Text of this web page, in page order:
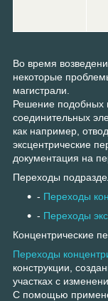
Во время
некоторые
магистрали.
Решение подобных
соединительных
как например,
эксцентрические
документация на
Переходы
- Переходы
- Переходы
Концентрические
Переходы
конструкции,
участках с
С помощью